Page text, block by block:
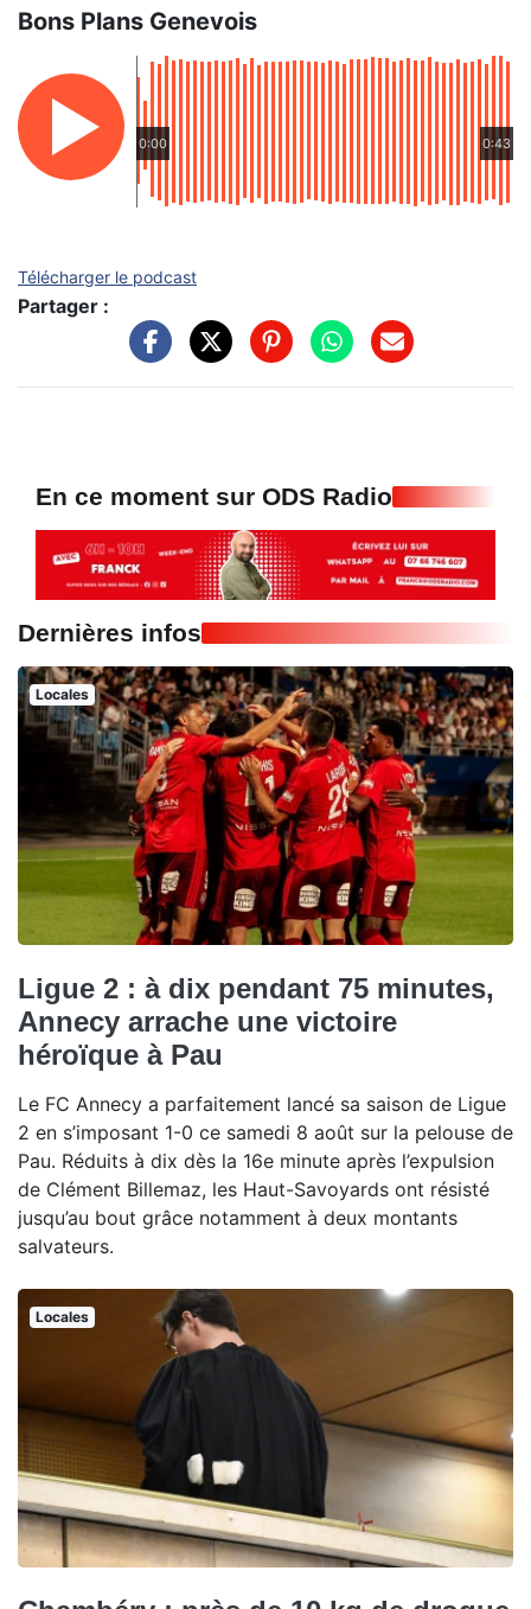
Bons Plans Genevois
0:00 0:43
Télécharger le podcast
Partager :
En ce moment sur ODS Radio
Dernières infos
Locales
Ligue 2 : à dix pendant 75 minutes,
Annecy arrache une victoire
héroïque à Pau
Le FC Annecy a parfaitement lancé sa saison de Ligue
2 en s’imposant 1-0 ce samedi 8 août sur la pelouse de
Pau. Réduits à dix dès la 16e minute après l’expulsion
de Clément Billemaz, les Haut-Savoyards ont résisté
jusqu’au bout grâce notamment à deux montants
salvateurs.
Locales